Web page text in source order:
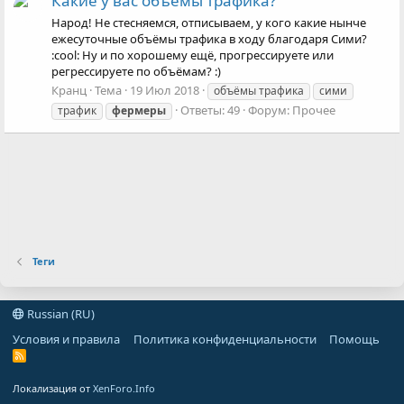
Народ! Не стесняемся, отписываем, у кого какие нынче
ежесуточные объёмы трафика в ходу благодаря Сими?
:cool: Ну и по хорошему ещё, прогрессируете или
регрессируете по объёмам? :)
Кранц Тема 19 Июл 2018 объёмы трафика
сими
трафик
фермеры Ответы: 49 Форум: Прочее
Теги
Russian (RU)
Условия и правила
Политика конфиденциальности Помощь
R
Локализация от XenForo.Info